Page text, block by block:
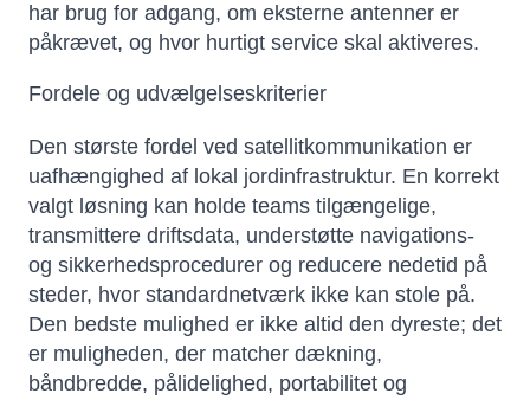
har brug for adgang, om eksterne antenner er
påkrævet, og hvor hurtigt service skal aktiveres.
Fordele og udvælgelseskriterier
Den største fordel ved satellitkommunikation er
uafhængighed af lokal jordinfrastruktur. En korrekt
valgt løsning kan holde teams tilgængelige,
transmittere driftsdata, understøtte navigations-
og sikkerhedsprocedurer og reducere nedetid på
steder, hvor standardnetværk ikke kan stole på.
Den bedste mulighed er ikke altid den dyreste; det
er muligheden, der matcher dækning,
båndbredde, pålidelighed, portabilitet og